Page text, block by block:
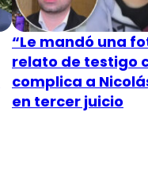
“Le mandó una
relato de testigo
complica a
en tercer juicio